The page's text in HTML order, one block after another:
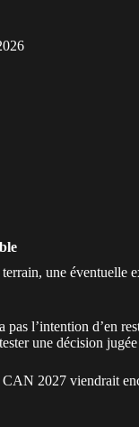
une éventuelle
pas l’intention d’en
une décision
2027 viendrait